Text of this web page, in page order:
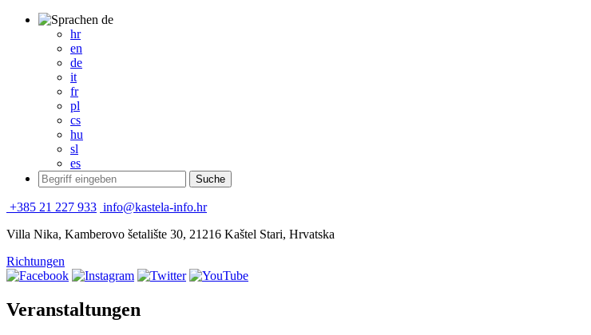
de
hr
en
de
it
fr
pl
cs
hu
sl
es
+385 21 227 933 info@kastela-info.hr
Villa Nika, Kamberovo šetalište 30, 21216 Kaštel Stari, Hrvatska
Richtungen
Veranstaltungen